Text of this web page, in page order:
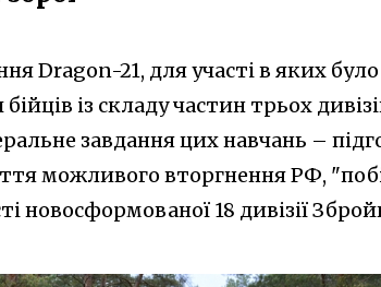
Dragon-21, для участі в яких було
із складу частин трьох
завдання цих навчань –
можливого вторгнення РФ,
новосформованої 18 дивізії